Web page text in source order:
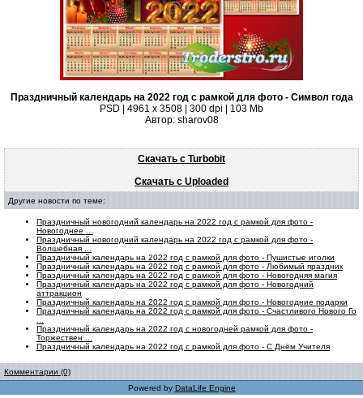
Праздничный календарь на 2022 год с рамкой для фото - Символ года
PSD | 4961 х 3508 | 300 dpi | 103 Mb
Автор: sharov08
Скачать с Turbobit
Скачать с Uploaded
Другие новости по теме:
Праздничный новогодний календарь на 2022 год с рамкой для фото -
Новогоднее ...
Праздничный новогодний календарь на 2022 год с рамкой для фото -
Волшебная ...
Праздничный календарь на 2022 год с рамкой для фото - Пушистые иголки
Праздничный календарь на 2022 год с рамкой для фото - Любимый праздник
Праздничный календарь на 2022 год с рамкой для фото - Новогодняя магия
Праздничный календарь на 2022 год с рамкой для фото - Новогодний
аттракцион
Праздничный календарь на 2022 год с рамкой для фото - Новогодние подарки
Праздничный календарь на 2022 год с рамкой для фото - Счастливого Нового Го
Праздничный календарь на 2022 год с новогодней рамкой для фото -
Торжествен ...
Праздничный календарь на 2022 год с рамкой для фото - С Днём Учителя
Комментарии (0)
Powered by DataLife Engine